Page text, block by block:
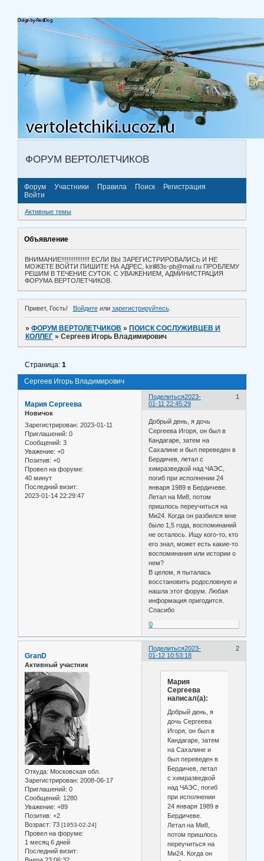
ФОРУМ ВЕРТОЛЕТЧИКОВ
Форум Участники Правила Поиск
Регистрация
Войти
Активные темы
Объявление
ВНИМАНИЕ!!!!!!!!!!!!!!!! ЕСЛИ ВЫ ЗАРЕГИСТРИРОВАЛИСЬ И НЕ
МОЖЕТЕ ВОЙТИ ПИШИТЕ НА АДРЕС, kirill83s-pb@mail.ru ПРОБЛЕМУ
РЕШИМ В ТЕЧЕНИЕ СУТОК. С УВАЖЕНИЕМ, АДМИНИСТРАЦИЯ
ФОРУМА ВЕРТОЛЕТЧИКОВ.
Привет, Гость! Войдитеили зарегистрируйтесь.
»ФОРУМ ВЕРТОЛЕТЧИКОВ » ПОИСК СОСЛУЖИВЦЕВ И
КОЛЛЕГ »Сергеев Игорь Владимирович
Сергеев Игорь Владимирович
Страница:1
Поделиться 1
2023-
01-11 22:45:29
Мария Сергеева
Новичок
Зарегистрирован: 2023-01-11
Приглашений: 0
Сообщений: 3
Уважение: +0
Позитив: +0
Провел на форуме:
40 минут
Последний визит:
2023-01-14 22:29:47
Добрый день, я дочь
Сергеева Игоря, он был в
Кандагаре, затем на
Сахалине и был переведен в
Бердичев, летал с
химразведкой над ЧАЭС,
погиб при исполнении 24
января 1989 в Бердичеве.
Летал на Ми8, потом
пришлось переучиться на
Ми24. Когда он разбился мне
было 1,5 года, воспоминаний
не осталось. Ищу кого-то, кто
его знал, может есть какие-то
воспоминания или истории о
нем?
В целом, я пыталась
восстановить родословную и
нашла этот форум. Любая
информация пригодится.
Спасибо
0
Поделиться 2
2023-
01-12 10:53:18
GranD
Активный участник
Откуда: Московская обл.
Зарегистрирован: 2008-06-17
Приглашений: 0
Сообщений: 1280
Уважение: +89
Позитив: +2
Возраст: 73 [1953-02-24]
Провел на форуме:
1 месяц 6 дней
Последний визит:
Мария
Сергеева
написал(а):
Добрый день, я
дочь Сергеева
Игоря, он был в
Кандагаре, затем
на Сахалине и
был переведен в
Бердичев, летал
с химразведкой
над ЧАЭС, погиб
при исполнении
24 января 1989 в
Бердичеве.
Летал на Ми8,
потом пришлось
переучиться на
Ми24. Когда он